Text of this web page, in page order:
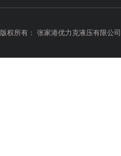
版权所有： 张家港优力克液压有限公司